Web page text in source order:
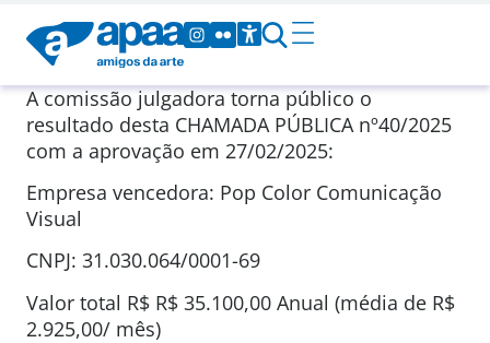
A comissão julgadora torna público o
resultado desta CHAMADA PÚBLICA nº40/2025
com a aprovação em 27/02/2025:
Empresa vencedora: Pop Color Comunicação
Visual
CNPJ: 31.030.064/0001-69
Valor total R$ R$ 35.100,00 Anual (média de R$
2.925,00/ mês)